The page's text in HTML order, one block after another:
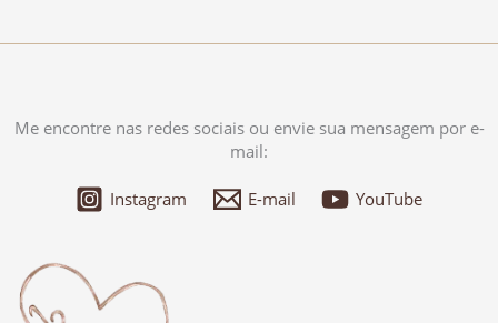
Me encontre nas redes sociais ou envie sua mensagem por e-
mail:
Instagram E-mail YouTube